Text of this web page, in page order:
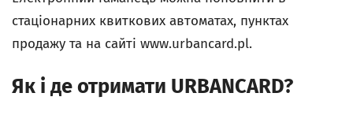
стаціонарних квиткових автоматах, пунктах
продажу та на сайті www.urbancard.pl.
Як і де отримати URBANCARD?